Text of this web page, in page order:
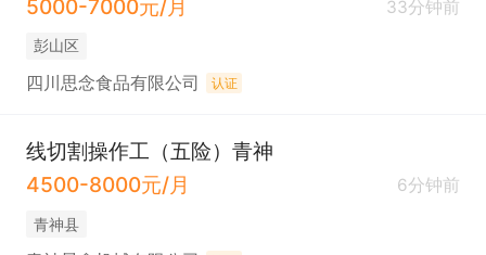
5000-7000元/月
33分钟前
彭山区
四川思念食品有限公司 认证
线切割操作工（五险）青神
4500-8000元/月
6分钟前
青神县